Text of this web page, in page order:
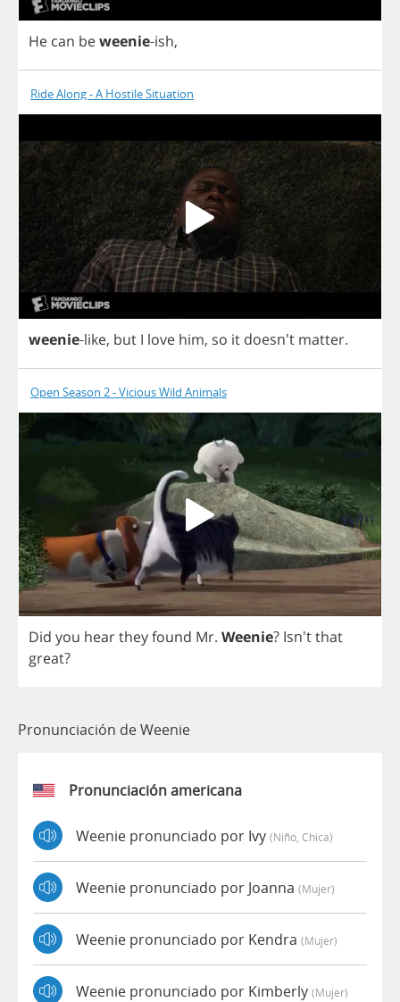
He can beweenie-ish,
Ride Along - A Hostile Situation
weenie-like, but I love him, so it doesn't matter.
Open Season 2 - Vicious Wild Animals
Did you heartheyfound Mr. Weenie? Isn'tthat
great?
Pronunciación de Weenie
Pronunciación americana
Weenie pronunciado por Ivy (niño, Chica)
Weenie pronunciado por Joanna (mujer)
Weenie pronunciado por Kendra (mujer)
Weenie pronunciado por Kimberly (mujer)